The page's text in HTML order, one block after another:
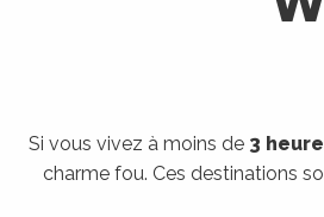
Si vous vivez à moins de 3
charme fou. Ces destinations